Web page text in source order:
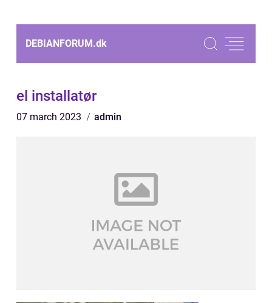
DEBIANFORUM.dk
el installatør
07 march 2023 admin